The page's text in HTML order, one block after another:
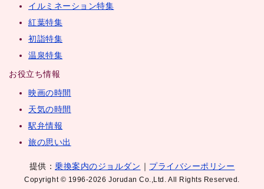
イルミネーション特集
紅葉特集
初詣特集
温泉特集
お役立ち情報
映画の時間
天気の時間
駅弁情報
旅の思い出
提供：乗換案内のジョルダン ｜ プライバシーポリシー
Copyright © 1996-2026 Jorudan Co.,Ltd. All Rights Reserved.